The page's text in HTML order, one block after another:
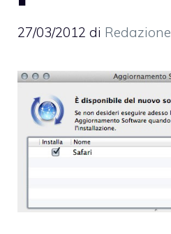
27/03/2012 di Redazione